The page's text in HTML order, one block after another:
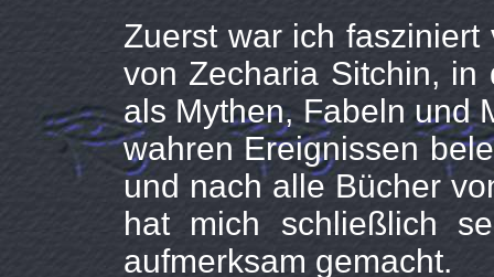
Zuerst war ich
von Zecharia Sitchin,
als Mythen, Fabeln und
wahren Ereignissen
und nach alle Bücher
hat mich schließlich
aufmerksam gemacht.